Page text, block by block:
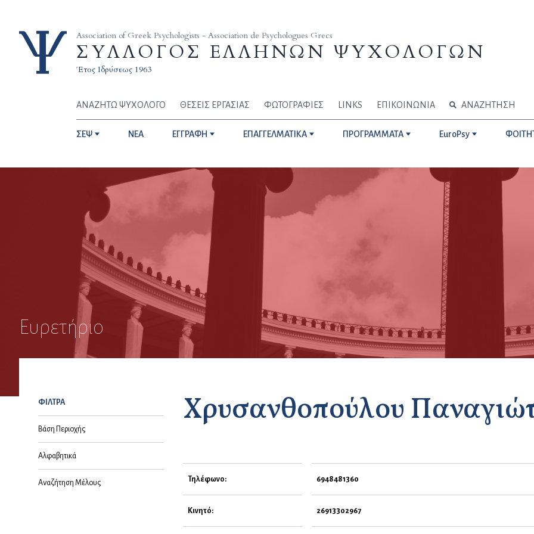
Association of Greek Psychologists - Association de Psychologues Grecs
ΣΥΛΛΟΓΟΣ ΕΛΛΗΝΩΝ ΨΥΧΟΛΟΓΩΝ
Έτος Ιδρύσεως 1963
ΑΝΑΖΗΤΩ ΨΥΧΟΛΟΓΟ ΘΕΣΕΙΣ ΕΡΓΑΣΙΑΣ ΦΩΤΟΓΡΑΦΙΕΣ LINKS ΕΠΙΚΟΙΝΩΝΙΑ ΑΝΑΖΗΤΗΣΗ
ΣΕΨ NEA ΕΓΓΡΑΦΗ ΕΠΑΓΓΕΛΜΑΤΙΚΑ ΠΡΟΓΡΑΜΜΑΤΑ EuroPsy
Ευρετήριο
ΦΙΛΤΡΑ
Βάση Περιοχής
Αλφαβητικά
Αναζήτηση Μέλους
Χρυσανθοπούλου
Τηλέφωνο: 6948481360
Κινητό: 26913302967